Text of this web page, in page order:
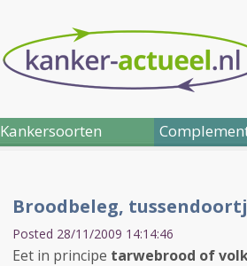
Kankersoorten
Broodbeleg,
Posted 28/11/2009 14:14:46
Eet in principe tarwebrood of